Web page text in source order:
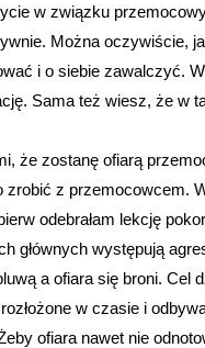
w związku
Można oczywiście,
i o siebie zawalczyć.
Sama też wiesz, że w
zostanę ofiarą
zrobić z przemocowcem.
odebrałam lekcję
występują
a ofiara się broni. Cel
w czasie i
ofiara nawet nie